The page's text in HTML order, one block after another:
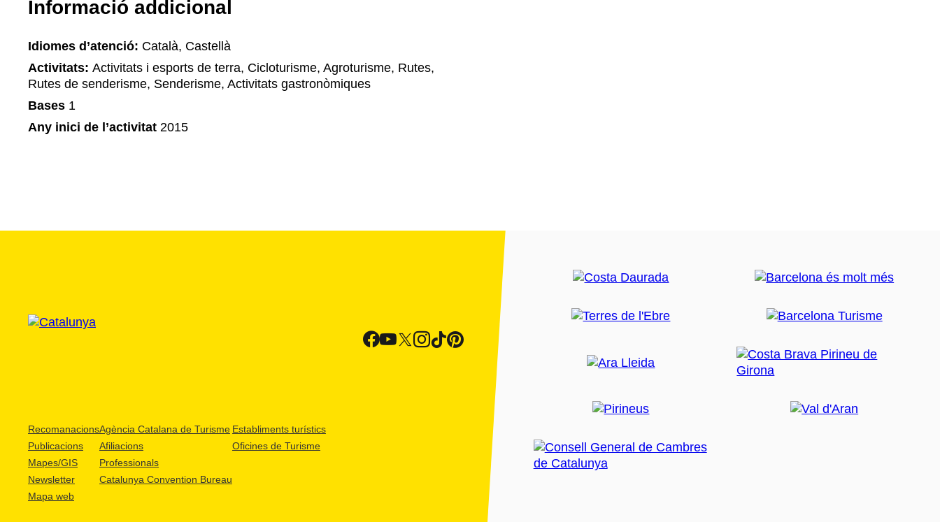
Informació addicional
Idiomes d’atenció: Català, Castellà
Activitats: Activitats i esports de terra, Cicloturisme, Agroturisme, Rutes,
Rutes de senderisme, Senderisme, Activitats gastronòmiques
Bases 1
Any inici de l’activitat 2015
Recomanacions
Publicacions
Mapes/GIS
Newsletter
Mapa web
Agència Catalana de Turisme
Afiliacions
Professionals
Catalunya Convention Bureau
Establiments turístics
Oficines de Turisme